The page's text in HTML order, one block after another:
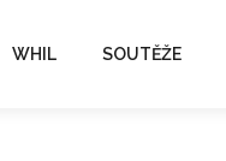
WHIL SOUTĚŽE